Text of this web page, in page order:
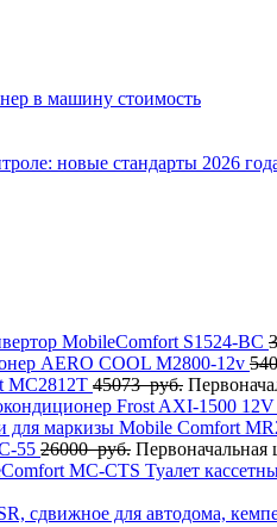
в машину стоимость
новые стандарты 2026
MobileComfort S1524-BC
AERO COOL M2800-12v
MC2812T 45073руб.
Frost AXI-1500 12V
для маркизы Mobile Comfort
55 26000руб. Первоначальная
Туалет
сдвижное для автодома,